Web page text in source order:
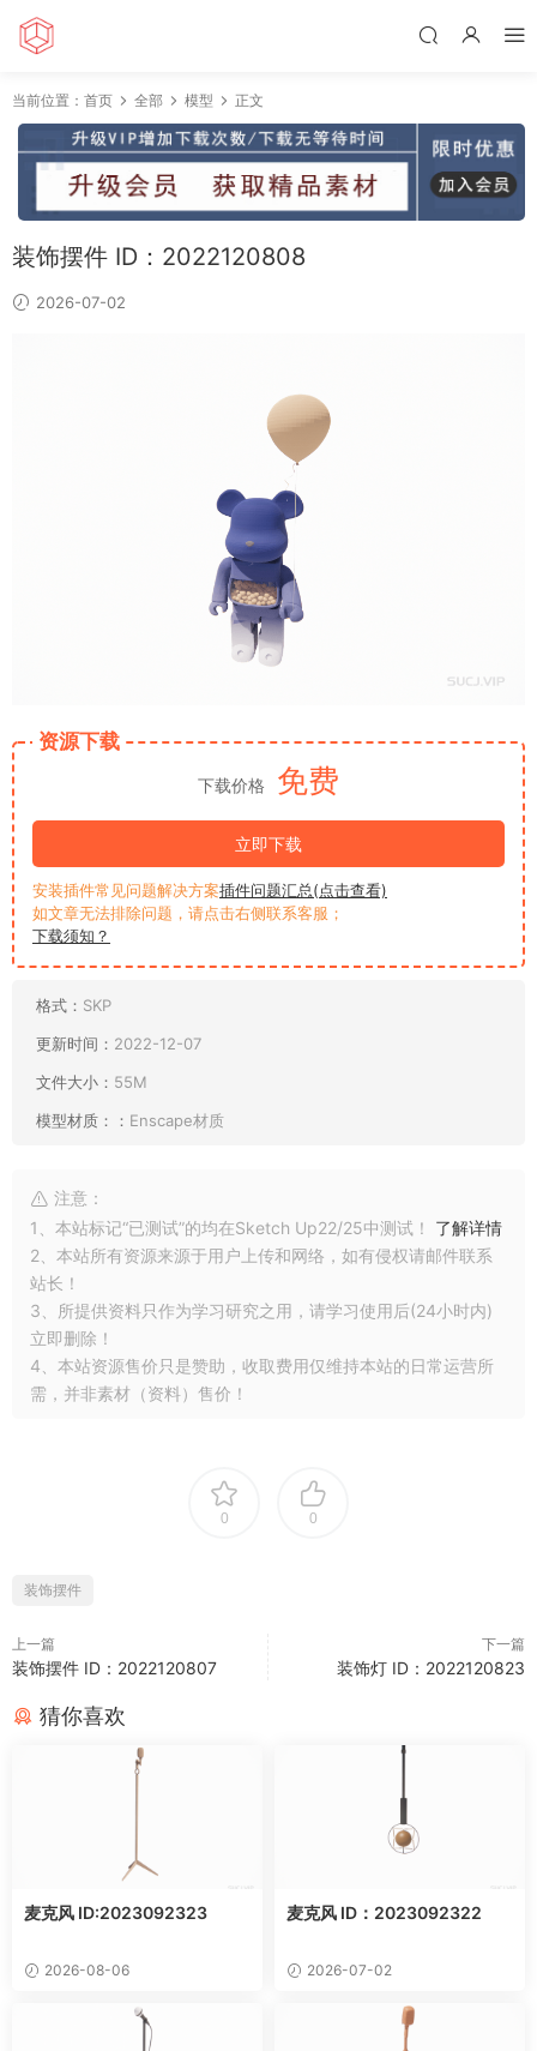
当前位置： 首页 全部 模型 正文
装饰摆件 ID：2022120808
2026-07-02
资源下载
下载价格 免费
立即下载
安装插件常见问题解决方案插件问题汇总(点击查看)
如文章无法排除问题，请点击右侧联系客服；
下载须知？
格式： SKP
更新时间： 2022-12-07
文件大小： 55M
模型材质：： Enscape材质
注意：
1、本站标记“已测试”的均在Sketch Up22/25中测试！ 了解详情
2、本站所有资源来源于用户上传和网络，如有侵权请邮件联系
站长！
3、所提供资料只作为学习研究之用，请学习使用后(24小时内)
立即删除！
4、本站资源售价只是赞助，收取费用仅维持本站的日常运营所
需，并非素材（资料）售价！
0 0
装饰摆件
上一篇
装饰摆件 ID：2022120807
下一篇
装饰灯 ID：2022120823
猜你喜欢
麦克风 ID:2023092323
2026-08-06
麦克风 ID：2023092322
2026-07-02